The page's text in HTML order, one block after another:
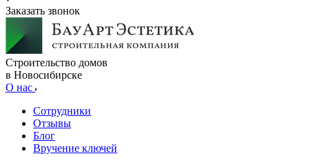
Заказать звонок
Строительство домов
в Новосибирске
О нас
Сотрудники
Отзывы
Блог
Вручение ключей